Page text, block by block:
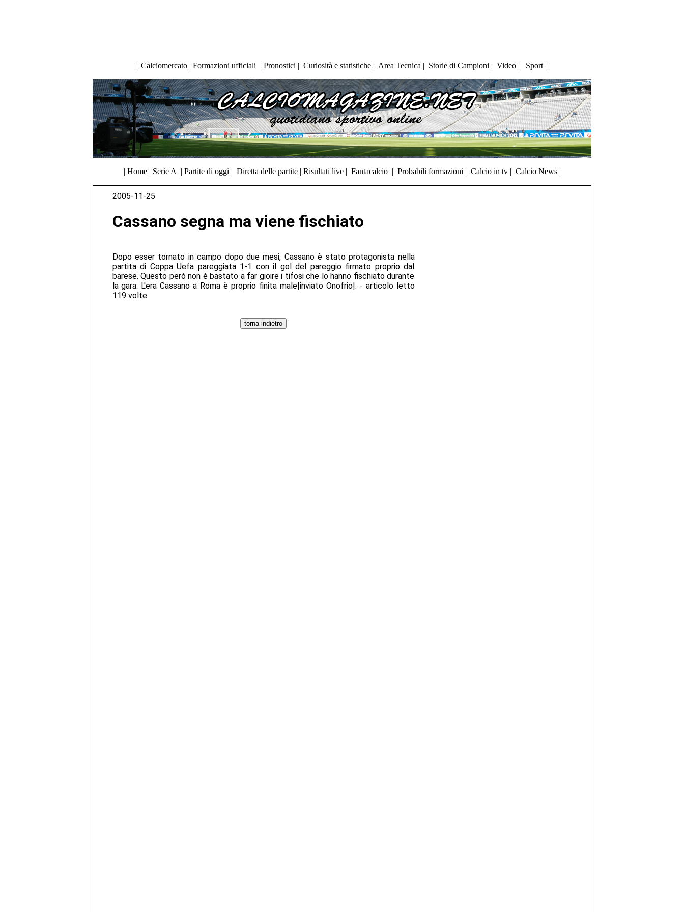
| Calciomercato | Formazioni ufficiali | Pronostici | Curiosità e statistiche | Area Tecnica | Storie di Campioni | Video | Sport |
| Home| Serie A | Partite di oggi | Diretta delle partite| Risultati live| Fantacalcio| Probabili formazioni | Calcio in tv| Calcio News|
2005-11-25
Cassano segna ma viene fischiato
Dopo esser tornato in campo dopo due mesi, Cassano è stato protagonista nella
partita di Coppa Uefa pareggiata 1-1 con il gol del pareggio firmato proprio dal
barese. Questo però non è bastato a far gioire i tifosi che lo hanno fischiato durante
la gara. L'era Cassano a Roma è proprio finita male|inviato Onofrio|. - articolo letto
119 volte